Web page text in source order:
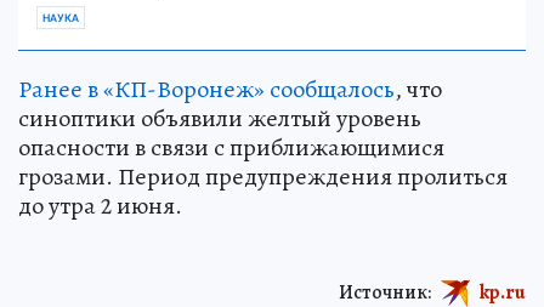
НАУКА
Ранее в «КП-Воронеж» сообщалось, что
синоптики объявили желтый уровень
опасности в связи с приближающимися
грозами. Период предупреждения пролиться
до утра 2 июня.
Источник: kp.ru